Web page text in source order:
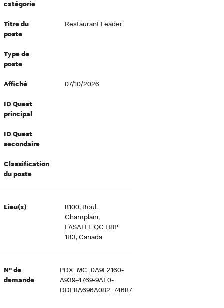
catégorie
Titre du
poste
Restaurant Leader
Type de
poste
Affiché 07/10/2026
ID Quest
principal
ID Quest
secondaire
Classification
du poste
Lieu(x)
8100, Boul.
Champlain,
LASALLE QC H8P
1B3, Canada
Nº de
demande
PDX_MC_0A9E2160-
A939-4769-9AE0-
DDF8A696A082_74687